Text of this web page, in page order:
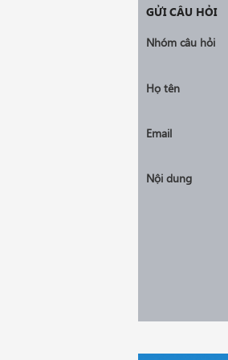
GỬI CÂU HỎI
Nhóm câu hỏi
Họ tên
Email
Nội dung